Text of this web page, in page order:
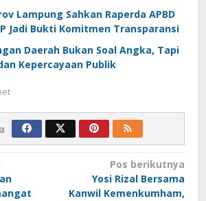
Lampung Sahkan Raperda APBD
Jadi Bukti Komitmen Transparansi
Daerah Bukan Soal Angka, Tapi
Kepercayaan Publik
Pos berikutnya
Yosi Rizal Bersama
Kanwil Kemenkumham,